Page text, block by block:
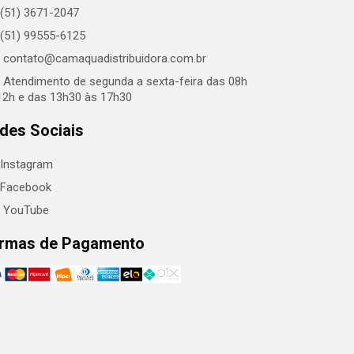
(51) 3671-2047
(51) 99555-6125
contato@camaquadistribuidora.com.br
Atendimento de segunda a sexta-feira das 08h
e das 13h30 às 17h30
Sociais
Instagram
Facebook
YouTube
de Pagamento